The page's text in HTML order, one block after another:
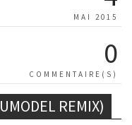
MAI 2015
0
COMMENTAIRE(S)
REMIX)